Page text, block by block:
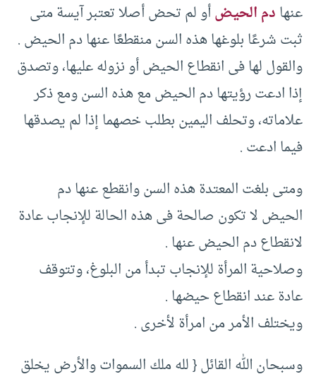
عنهادم الحيضأو لم تحض أصلا تعتبر آيسة متى
ثبت شرعًا بلوغها هذه السن منقطعًا عنها دم الحيض .‏
والقول لها فى انقطاع الحيض أو نزوله عليها، وتصدق
إذا ادعت رؤيتها دم الحيض مع هذه السن ومع ذكر
علاماته، وتحلف اليمين بطلب خصهما إذا لم يصدقها
فيما ادعت .‏
ومتى بلغت المعتدة هذه السن وانقطع عنها دم
الحيض لا تكون صالحة فى هذه الحالة للإنجاب عادة
لانقطاع دم الحيض عنها .‏
وصلاحية المرأة للإنجاب تبدأ من البلوغ، وتتوقف
عادة عند انقطاع حيضها .‏
ويختلف الأمر من امرأة لأخرى .‏
وسبحان الله القائل {‏ لله ملك السموات والأرض يخلق